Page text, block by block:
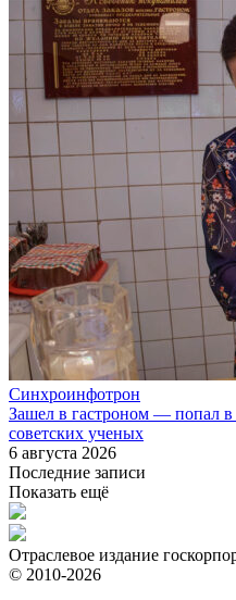
Синхроинфотрон
Зашел в гастроном — попал
советских ученых
6 августа 2026
Последние записи
Показать ещё
Отраслевое издание
© 2010-2026